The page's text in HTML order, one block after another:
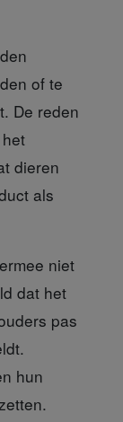
of te
De reden
dieren
als
niet
dat het
pas
hun